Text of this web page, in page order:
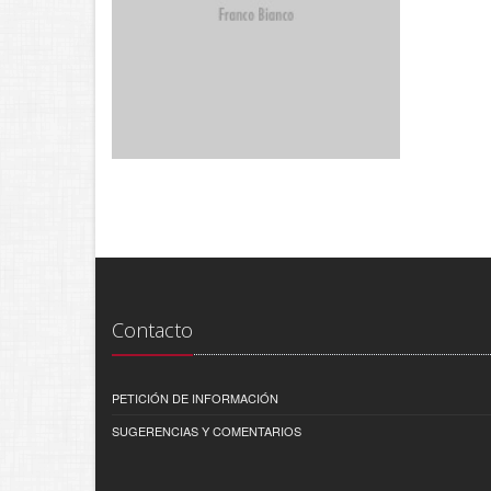
Contacto
PETICIÓN DE INFORMACIÓN
SUGERENCIAS Y COMENTARIOS